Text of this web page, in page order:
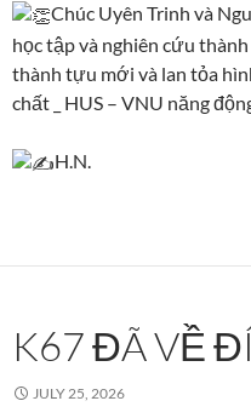
Chúc Uyên Trinh và
học tập và nghiên cứu
thành tựu mới và lan tỏa
chất _ HUS – VNU năng
H.N.
K67 ĐÃ VỀ
JULY 25, 2026